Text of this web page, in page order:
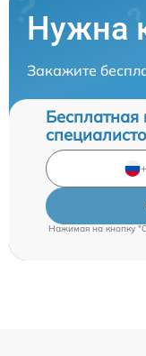
Нужна
Закажите
Бесплатная
Нажимая на кнопку